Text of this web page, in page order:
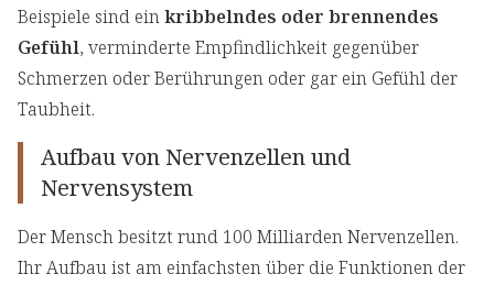
Beispiele sind einkribbelndes oder brennendes
Gefühl, verminderte Empfindlichkeit gegenüber
Schmerzen oder Berührungen oder gar ein Gefühl der
Taubheit.
Aufbau von Nervenzellen und
Nervensystem
Der Mensch besitzt rund 100 Milliarden Nervenzellen.
Ihr Aufbau ist am einfachsten über die Funktionen der